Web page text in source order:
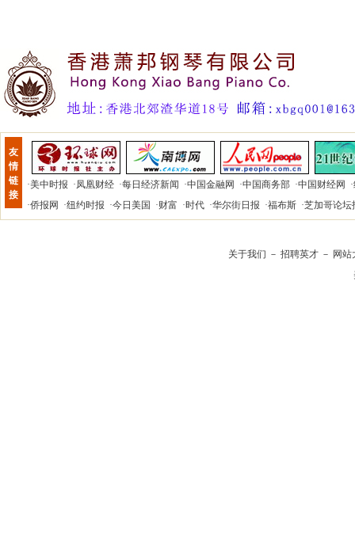
友
情
链
接
·美中时报 ·凤凰财经 ·每日经济新闻 ·中国金融网 ·中国商务部 ·中国财经网 ·
·侨报网 ·纽约时报 ·今日美国 ·财富 ·时代 ·华尔街日报 ·福布斯 ·芝加哥论坛
关于我们 － 招聘英才 － 网站